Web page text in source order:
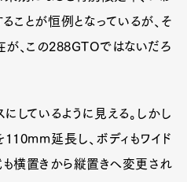
ことが恒例となっているが、そ
が、この288GTOではないだろ
しているように見える。しかし
延長し、ボディもワイド
横置きから縦置きへ変更され